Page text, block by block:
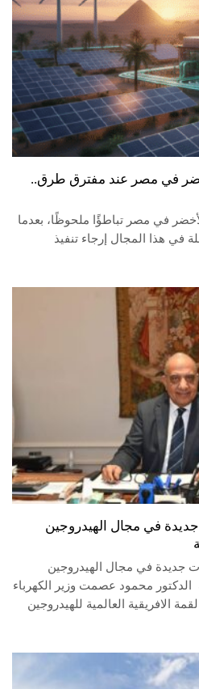
في مصر عند مفترق طرق..
في مصر تباطؤًا ملحوظًا، بعدما
هذا المجال إرجاء تنفيذ
في مجال الهيدروجين
جديدة في مجال الهيدروجين
محمود عصمت وزير الكهرباء
الافريقية العالمية للهيدروجين